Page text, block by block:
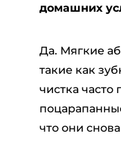
домашних
Да. Мягкие
такие как
чистка часто
что они